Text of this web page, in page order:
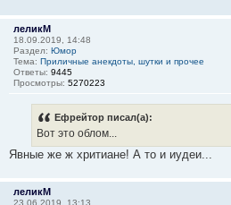
леликМ
18.09.2019, 14:48
Раздел: Юмор
Тема: Приличные анекдоты, шутки и прочее
Ответы: 9445
Просмотры: 5270223
Ефрейтор писал(а):
Вот это облом...
Явные же ж хритиане! А то и иудеи...
леликМ
23.06.2019, 13:13